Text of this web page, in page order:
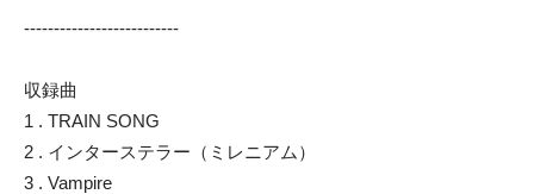
--------------------------
収録曲
1 . TRAIN SONG
2 . インターステラー（ミレニアム）
3 . Vampire